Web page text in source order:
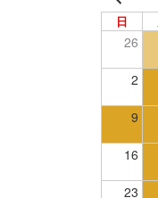
日
26
2
9
16
23